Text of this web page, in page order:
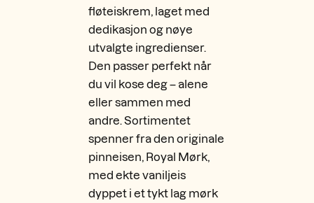
fløteiskrem, laget med
dedikasjon og nøye
utvalgte ingredienser.
Den passer perfekt når
du vil kose deg – alene
eller sammen med
andre. Sortimentet
spenner fra den originale
pinneisen, Royal Mørk,
med ekte vaniljeis
dyppet i et tykt lag mørk